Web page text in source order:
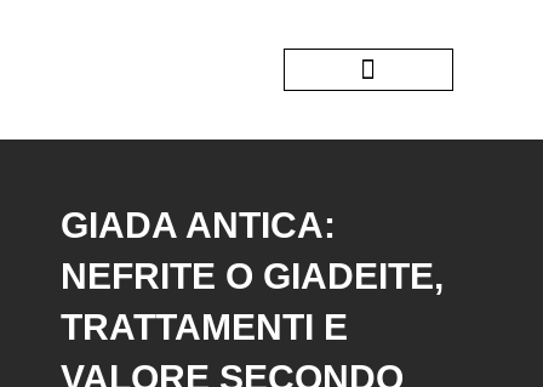
GIADA ANTICA:
NEFRITE O GIADEITE,
TRATTAMENTI E
VALORE SECONDO